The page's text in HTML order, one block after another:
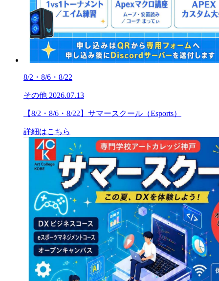
8/2・8/6・8/22
その他 2026.07.13
【8/2・8/6・8/22】サマースクール（Esports）
詳細はこちら